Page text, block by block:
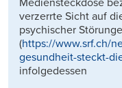
Mediensteckdose
verzerrte Sicht auf
psychischer
(https://www.srf.ch/
gesundheit-steckt-
infolgedessen